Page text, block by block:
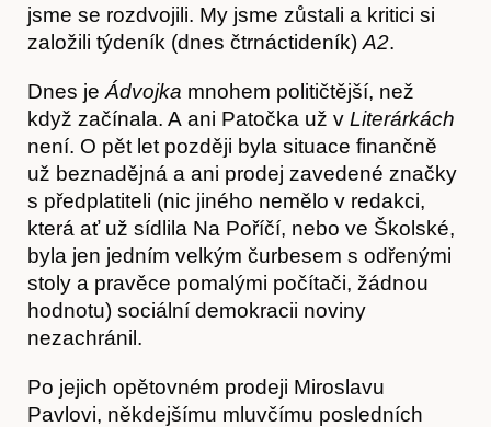
O nás
jsme se rozdvojili. My jsme zůstali a kritici si
založili týdeník (dnes čtrnáctideník) A2.
Dnes je Ádvojka mnohem političtější, než
když začínala. A ani Patočka už v Literárkách
není. O pět let později byla situace finančně
už beznadějná a ani prodej zavedené značky
s předplatiteli (nic jiného nemělo v redakci,
která ať už sídlila Na Poříčí, nebo ve Školské,
byla jen jedním velkým čurbesem s odřenými
stoly a pravěce pomalými počítači, žádnou
hodnotu) sociální demokracii noviny
nezachránil.
Po jejich opětovném prodeji Miroslavu
Pavlovi, někdejšímu mluvčímu posledních